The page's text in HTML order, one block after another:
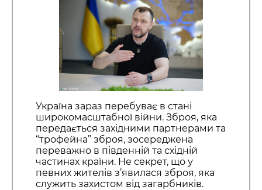
Україна зараз перебуває в стані
широкомасштабної війни. Зброя, яка
передається західними партнерами та
“трофейна” зброя, зосереджена
переважно в південній та східній
частинах країни. Не секрет, що у
певних жителів з’явилася зброя, яка
служить захистом від загарбників.